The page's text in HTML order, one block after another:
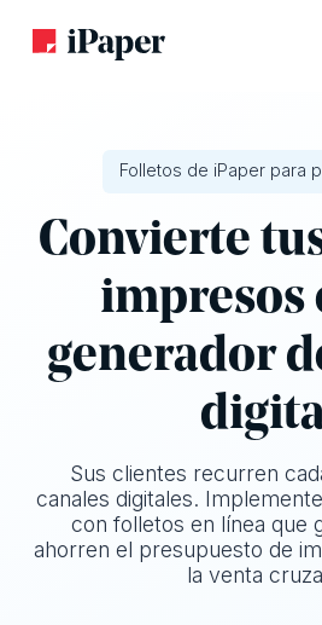
Folletos de iPaper para
Convierte
impresos
generador
Sus clientes recurren
canales digitales.
con folletos en línea que
ahorren el presupuesto de
la venta